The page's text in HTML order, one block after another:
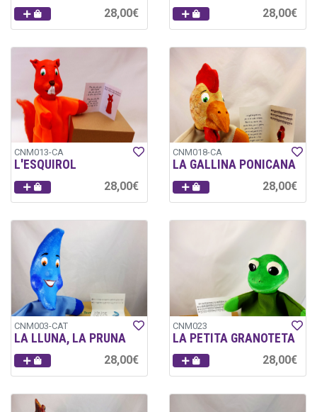
28,00€ 28,00€
CNM013-CA
L'ESQUIROL
28,00€
CNM018-CA
LA GALLINA PONICANA
28,00€
CNM003-CAT
LA LLUNA, LA PRUNA
28,00€
CNM023
LA PETITA GRANOTETA
28,00€